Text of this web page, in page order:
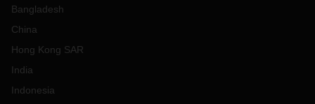
Bangladesh
China
Hong Kong SAR
India
Indonesia